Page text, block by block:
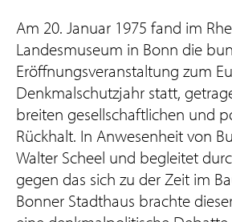
Am 20. Januar 1975 fand im
Landesmuseum in Bonn die
Eröffnungsveranstaltung zum
Denkmalschutzjahr statt,
breiten gesellschaftlichen und
Rückhalt. In Anwesenheit von
Walter Scheel und begleitet
gegen das sich zu der Zeit im
Bonner Stadthaus brachte